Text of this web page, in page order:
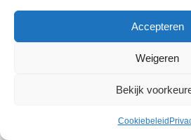
Accepteren
Weigeren
Bekijk
Cookiebeleid